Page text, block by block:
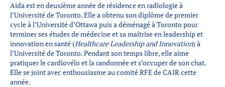
Aida est en deuxième année de résidence en radiologie à
l’Université de Toronto. Elle a obtenu son diplôme de premier
cycle à l’Université d’Ottawa puis a déménagé à Toronto pour
terminer ses études de médecine et sa maîtrise en leadership et
innovation en santé (Healthcare Leadership and Innovation) à
l’Université de Toronto. Pendant son temps libre, elle aime
pratiquer le cardiovélo et la randonnée et s’occuper de son chat.
Elle se joint avec enthousiasme au comité RFE de CAIR cette
année.